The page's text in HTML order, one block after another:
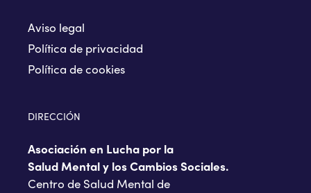
Aviso legal
Política de privacidad
Política de cookies
DIRECCIÓN
Asociación en Lucha por la
Salud Mental y los Cambios Sociales.
Centro de Salud Mental de